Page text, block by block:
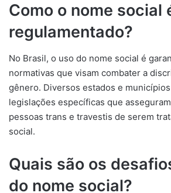
Como o nome social
regulamentado?
No Brasil, o uso do nome social é
normativas que visam combater a
gênero. Diversos estados e
legislações específicas que
pessoas trans e travestis de serem
social.
Quais são os
do nome social?